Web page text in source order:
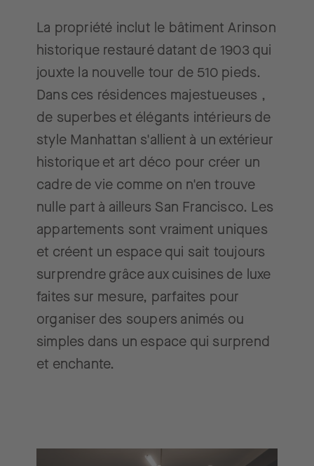
La propriété inclut le bâtiment Arinson
historique restauré datant de 1903 qui
jouxte la nouvelle tour de 510 pieds.
Dans ces résidences majestueuses ,
de superbes et élégants intérieurs de
style Manhattan s'allient à un extérieur
historique et art déco pour créer un
cadre de vie comme on n'en trouve
nulle part à ailleurs San Francisco. Les
appartements sont vraiment uniques
et créent un espace qui sait toujours
surprendre grâce aux cuisines de luxe
faites sur mesure, parfaites pour
organiser des soupers animés ou
simples dans un espace qui surprend
et enchante.